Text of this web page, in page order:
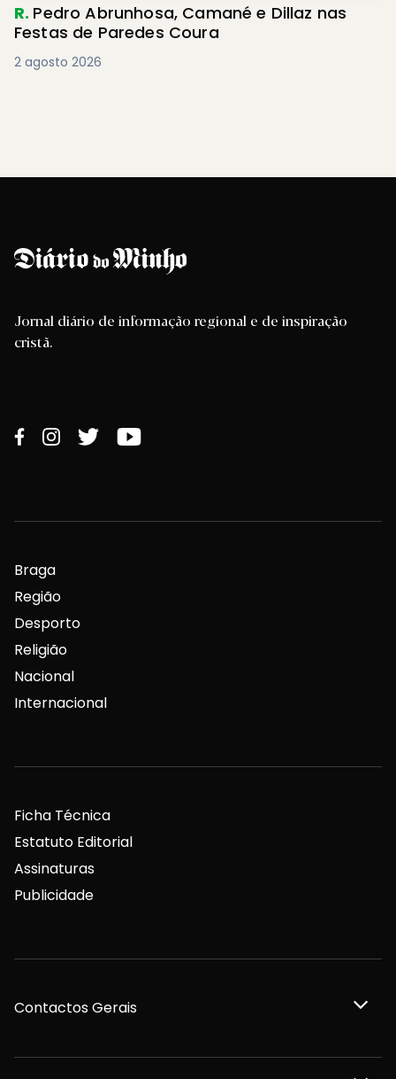
R. Pedro Abrunhosa, Camané e Dillaz nas
Festas de Paredes Coura
2 agosto 2026
Jornal diário de informação regional e de inspiração
cristã.
Braga
Região
Desporto
Religião
Nacional
Internacional
Ficha Técnica
Estatuto Editorial
Assinaturas
Publicidade
Contactos Gerais